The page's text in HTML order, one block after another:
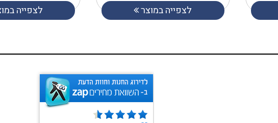
לצפייה לצפייה במוצר